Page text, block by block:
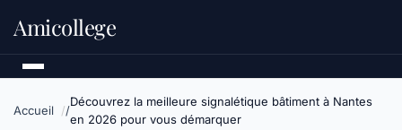
Amicollege
Accueil
Découvrez la meilleure signalétique bâtiment à Nantes
en 2026 pour vous démarquer